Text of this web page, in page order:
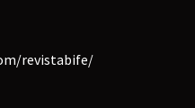
revistabife/